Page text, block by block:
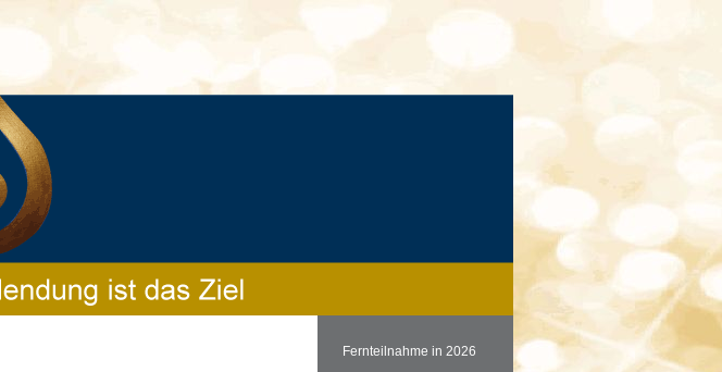
Fernteilnahme in 2026